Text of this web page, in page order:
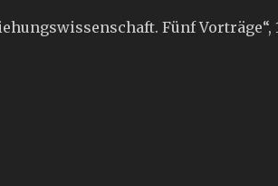
Fünf Vorträge“,